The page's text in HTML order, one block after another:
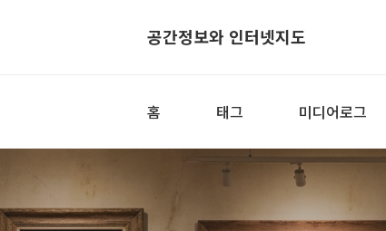
공간정보와 인터넷지도
홈 태그 미디어로그